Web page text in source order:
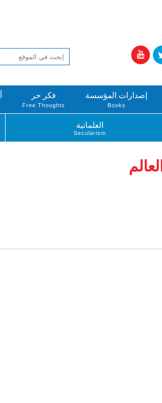
إصدارات المؤسسة
Books
فكر حر
Free Thoughts
العلمانية
Secularism